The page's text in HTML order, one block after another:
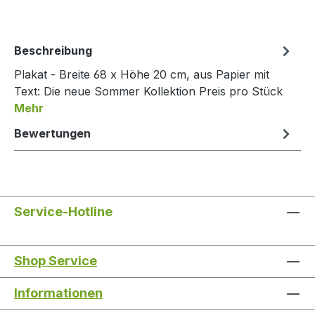
Beschreibung
Plakat - Breite 68 x Höhe 20 cm, aus Papier mit
Text: Die neue Sommer Kollektion Preis pro Stück
Mehr
Bewertungen
Service-Hotline
Shop Service
Informationen